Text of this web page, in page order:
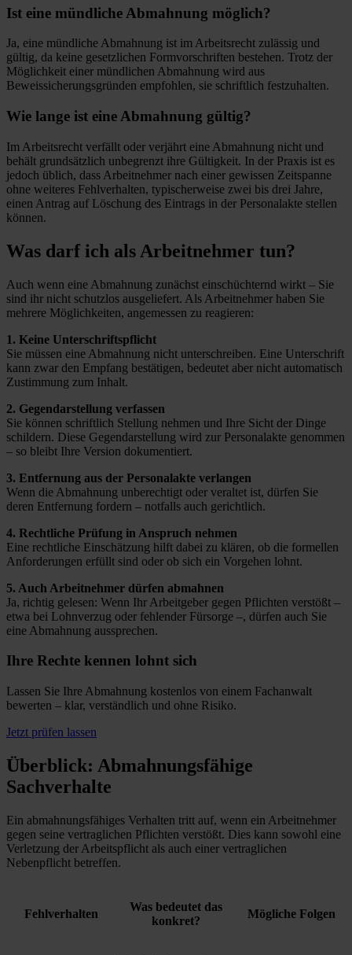
Ist eine mündliche Abmahnung möglich?
Ja, eine mündliche Abmahnung ist im Arbeitsrecht zulässig und
gültig, da keine gesetzlichen Formvorschriften bestehen. Trotz der
Möglichkeit einer mündlichen Abmahnung wird aus
Beweissicherungsgründen empfohlen, sie schriftlich festzuhalten.
Wie lange ist eine Abmahnung gültig?
Im Arbeitsrecht verfällt oder verjährt eine Abmahnung nicht und
behält grundsätzlich unbegrenzt ihre Gültigkeit. In der Praxis ist es
jedoch üblich, dass Arbeitnehmer nach einer gewissen Zeitspanne
ohne weiteres Fehlverhalten, typischerweise zwei bis drei Jahre,
einen Antrag auf Löschung des Eintrags in der Personalakte stellen
können.
Was darf ich als Arbeitnehmer tun?
Auch wenn eine Abmahnung zunächst einschüchternd wirkt – Sie
sind ihr nicht schutzlos ausgeliefert. Als Arbeitnehmer haben Sie
mehrere Möglichkeiten, angemessen zu reagieren:
1. Keine Unterschriftspflicht
Sie müssen eine Abmahnung nicht unterschreiben. Eine Unterschrift
kann zwar den Empfang bestätigen, bedeutet aber nicht automatisch
Zustimmung zum Inhalt.
2. Gegendarstellung verfassen
Sie können schriftlich Stellung nehmen und Ihre Sicht der Dinge
schildern. Diese Gegendarstellung wird zur Personalakte genommen
– so bleibt Ihre Version dokumentiert.
3. Entfernung aus der Personalakte verlangen
Wenn die Abmahnung unberechtigt oder veraltet ist, dürfen Sie
deren Entfernung fordern – notfalls auch gerichtlich.
4. Rechtliche Prüfung in Anspruch nehmen
Eine rechtliche Einschätzung hilft dabei zu klären, ob die formellen
Anforderungen erfüllt sind oder ob sich ein Vorgehen lohnt.
5. Auch Arbeitnehmer dürfen abmahnen
Ja, richtig gelesen: Wenn Ihr Arbeitgeber gegen Pflichten verstößt –
etwa bei Lohnverzug oder fehlender Fürsorge –, dürfen auch Sie
eine Abmahnung aussprechen.
Ihre Rechte kennen lohnt sich
Lassen Sie Ihre Abmahnung kostenlos von einem Fachanwalt
bewerten – klar, verständlich und ohne Risiko.
Jetzt prüfen lassen
Überblick: Abmahnungsfähige
Sachverhalte
Ein abmahnungsfähiges Verhalten tritt auf, wenn ein Arbeitnehmer
gegen seine vertraglichen Pflichten verstößt. Dies kann sowohl eine
Verletzung der Arbeitspflicht als auch einer vertraglichen
Nebenpflicht betreffen.
Fehlverhalten
Was bedeutet das
konkret?
Mögliche Folgen